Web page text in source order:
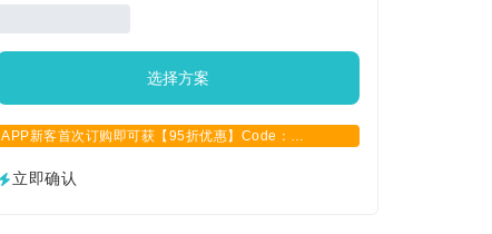
选择方案
APP新客首次订购即可获【95折优惠】Code：
立即确认